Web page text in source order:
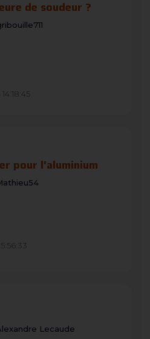
de soudeur ?
pour l'aluminium
Lecaude